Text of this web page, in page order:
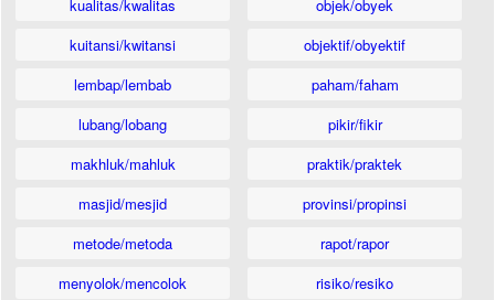
kualitas/kwalitas
kuitansi/kwitansi
lembap/lembab
lubang/lobang
makhluk/mahluk
masjid/mesjid
metode/metoda
menyolok/mencolok
objek/obyek
objektif/obyektif
paham/faham
pikir/fikir
praktik/praktek
provinsi/propinsi
rapot/rapor
risiko/resiko